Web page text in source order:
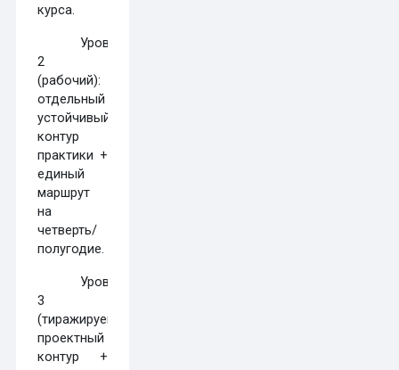
курса.
Уровень
2
(рабочий):
отдельный
устойчивый
контур
практики +
единый
маршрут
на
четверть/
полугодие.
Уровень
3
(тиражируемый):
проектный
контур +